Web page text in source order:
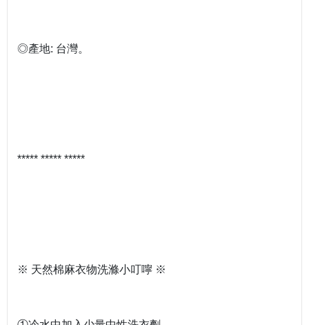
◎產地: 台灣。
***** ***** *****
※ 天然棉麻衣物洗滌小叮嚀 ※